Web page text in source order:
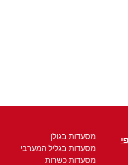
מסעדות בגולן
מסעדות בגליל המערבי
מסעדות כשרות